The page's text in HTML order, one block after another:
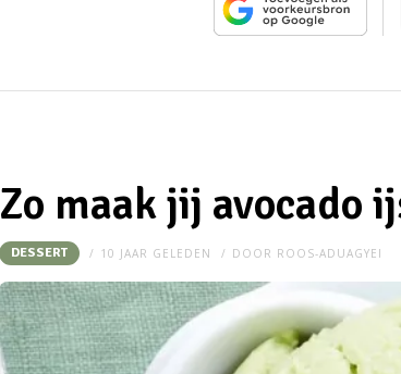
Zo maak jij avocado
DESSERT 10 JAAR GELEDEN DOOR ROOS-ADUAGYEI